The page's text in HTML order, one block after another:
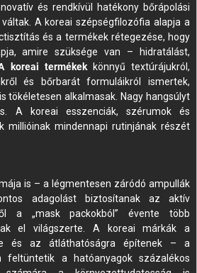
és rendkívül hatékony bőrápolási
A koreai szépségfilozófia alapja a
és a termékek rétegezése, hogy
amire szüksége van – hidratálást,
koreai termékekkönnyű textúrájukról,
és bőrbarát formuláikról ismertek,
tökéletesen alkalmasak. Nagy hangsúlyt
A koreai esszenciák, szérumok és
millióinak mindennapi rutinjának részét
is – a légmentesen záródó ampullák
adagolást biztosítanak az aktív
a „mask packokból” évente több
el világszerte. A koreai márkák a
és az átláthatóságra építenek – a
feltüntetik a hatóanyagok százalékos